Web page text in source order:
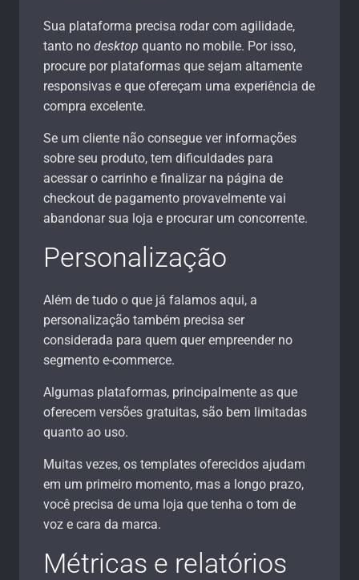
Sua plataforma precisa rodar com agilidade,
tanto no desktop quanto no mobile. Por isso,
procure por plataformas que sejam altamente
responsivas e que ofereçam uma experiência de
compra excelente.
Se um cliente não consegue ver informações
sobre seu produto, tem dificuldades para
acessar o carrinho e finalizar na página de
checkout de pagamento provavelmente vai
abandonar sua loja e procurar um concorrente.
Personalização
Além de tudo o que já falamos aqui, a
personalização também precisa ser
considerada para quem quer empreender no
segmento e-commerce.
Algumas plataformas, principalmente as que
oferecem versões gratuitas, são bem limitadas
quanto ao uso.
Muitas vezes, os templates oferecidos ajudam
em um primeiro momento, mas a longo prazo,
você precisa de uma loja que tenha o tom de
voz e cara da marca.
Métricas e relatórios